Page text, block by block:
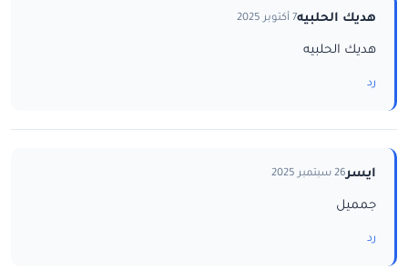
هديك الحلبيه7 أكتوبر 2025
هديك الحلبيه
رد
ايسر26 سبتمبر 2025
جمميل
رد